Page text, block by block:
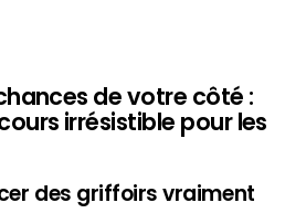
de votre côté :
irrésistible pour les
des griffoirs vraiment